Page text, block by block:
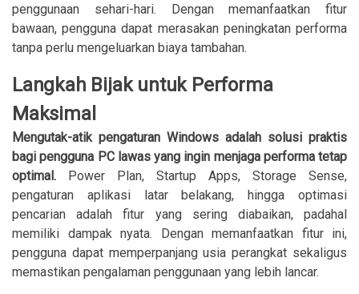
penggunaan sehari-hari. Dengan memanfaatkan fitur
bawaan, pengguna dapat merasakan peningkatan performa
tanpa perlu mengeluarkan biaya tambahan.
Langkah Bijak untuk Performa
Maksimal
Mengutak-atik pengaturan Windows adalah solusi praktis
bagi pengguna PC lawas yang ingin menjaga performa tetap
optimal. Power Plan, Startup Apps, Storage Sense,
pengaturan aplikasi latar belakang, hingga optimasi
pencarian adalah fitur yang sering diabaikan, padahal
memiliki dampak nyata. Dengan memanfaatkan fitur ini,
pengguna dapat memperpanjang usia perangkat sekaligus
memastikan pengalaman penggunaan yang lebih lancar.